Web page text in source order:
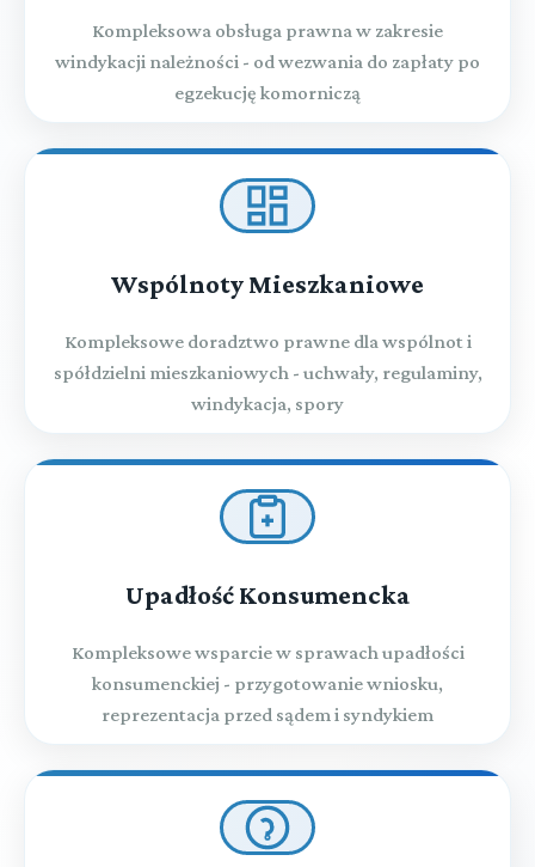
Kompleksowa obsługa prawna w zakresie
windykacji należności - od wezwania do zapłaty po
egzekucję komorniczą
Wspólnoty Mieszkaniowe
Kompleksowe doradztwo prawne dla wspólnot i
spółdzielni mieszkaniowych - uchwały, regulaminy,
windykacja, spory
Upadłość Konsumencka
Kompleksowe wsparcie w sprawach upadłości
konsumenckiej - przygotowanie wniosku,
reprezentacja przed sądem i syndykiem